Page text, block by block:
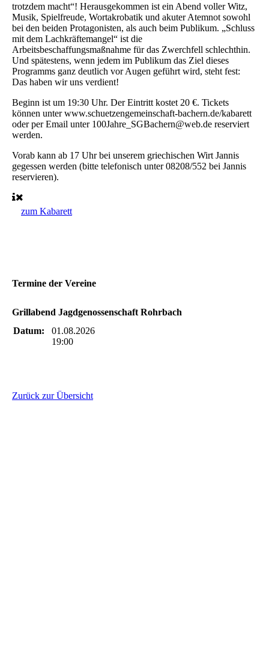
trotzdem macht“! Herausgekommen ist ein Abend voller Witz,
Musik, Spielfreude, Wortakrobatik und akuter Atemnot sowohl
bei den beiden Protagonisten, als auch beim Publikum. „Schluss
mit dem Lachkräftemangel“ ist die
Arbeitsbeschaffungsmaßnahme für das Zwerchfell schlechthin.
Und spätestens, wenn jedem im Publikum das Ziel dieses
Programms ganz deutlich vor Augen geführt wird, steht fest:
Das haben wir uns verdient!
Beginn ist um 19:30 Uhr. Der Eintritt kostet 20 €. Tickets
können unter www.schuetzengemeinschaft-bachern.de/kabarett
oder per Email unter 100Jahre_SGBachern@web.de reserviert
werden.
Vorab kann ab 17 Uhr bei unserem griechischen Wirt Jannis
gegessen werden (bitte telefonisch unter 08208/552 bei Jannis
reservieren).
zum Kabarett
Termine der Vereine
Grillabend Jagdgenossenschaft Rohrbach
Datum:
01.08.2026
19:00
Zurück zur Übersicht